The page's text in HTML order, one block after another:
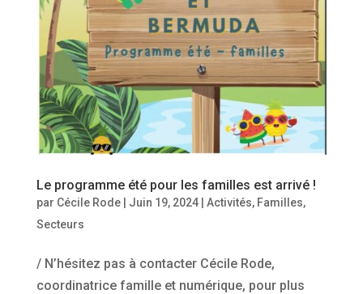
Le programme été pour les familles est arrivé !
par Cécile Rode| Juin 19, 2024| Activités, Familles,
Secteurs
/ N’hésitez pas à contacter Cécile Rode,
coordinatrice famille et numérique, pour plus